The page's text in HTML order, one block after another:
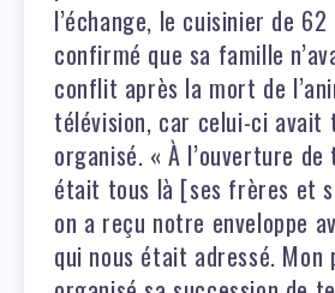
l’échange, le cuisinier de
confirmé que sa famille
conflit après la mort de
télévision, car celui-ci avait
organisé. « À l’ouverture
était tous là [ses frères et
on a reçu notre enveloppe
qui nous était adressé. Mon